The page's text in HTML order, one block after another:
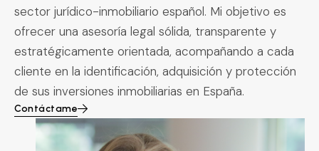
sector jurídico-inmobiliario español. Mi objetivo es
ofrecer una asesoría legal sólida, transparente y
estratégicamente orientada, acompañando a cada
cliente en la identificación, adquisición y protección
de sus inversiones inmobiliarias en España.
Contáctame